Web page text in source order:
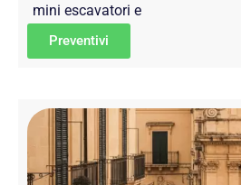
mini escavatori e
Preventivi